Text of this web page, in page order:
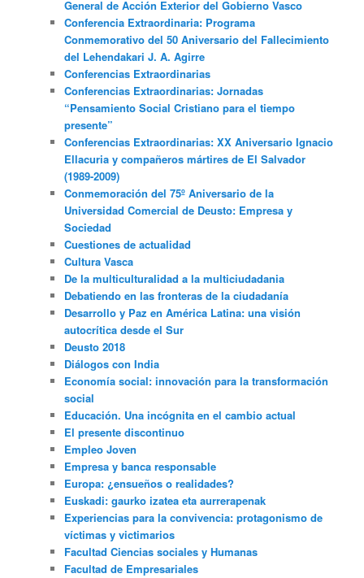
General de Acción Exterior del Gobierno Vasco
Conferencia Extraordinaria: Programa
Conmemorativo del 50 Aniversario del Fallecimiento
del Lehendakari J. A. Agirre
Conferencias Extraordinarias
Conferencias Extraordinarias: Jornadas
“Pensamiento Social Cristiano para el tiempo
presente”
Conferencias Extraordinarias: XX Aniversario Ignacio
Ellacuria y compañeros mártires de El Salvador
(1989-2009)
Conmemoración del 75º Aniversario de la
Universidad Comercial de Deusto: Empresa y
Sociedad
Cuestiones de actualidad
Cultura Vasca
De la multiculturalidad a la multiciudadania
Debatiendo en las fronteras de la ciudadanía
Desarrollo y Paz en América Latina: una visión
autocrítica desde el Sur
Deusto 2018
Diálogos con India
Economía social: innovación para la transformación
social
Educación. Una incógnita en el cambio actual
El presente discontinuo
Empleo Joven
Empresa y banca responsable
Europa: ¿ensueños o realidades?
Euskadi: gaurko izatea eta aurrerapenak
Experiencias para la convivencia: protagonismo de
víctimas y victimarios
Facultad Ciencias sociales y Humanas
Facultad de Empresariales